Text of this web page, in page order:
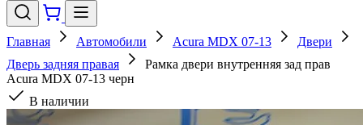
Главная Автомобили Acura MDX 07-13
Двери
Дверь задняя правая
Рамка двери внутренняя зад прав
Acura MDX 07-13 черн
В наличии